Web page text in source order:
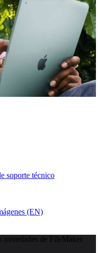
soporte técnico
(EN)
novedades de FileMaker.